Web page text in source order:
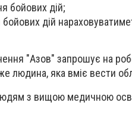
бойових дій;
дій
"Азов" запрошує на
людина, яка вміє вести
з вищою медичною